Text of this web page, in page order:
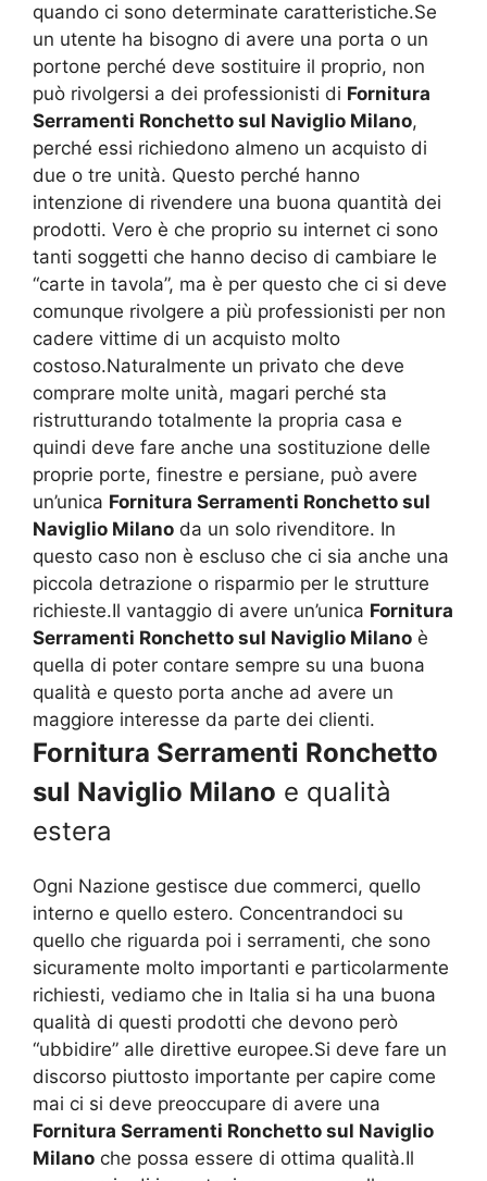
quando ci sono determinate caratteristiche.Se
un utente ha bisogno di avere una porta o un
portone perché deve sostituire il proprio, non
può rivolgersi a dei professionisti di Fornitura
Serramenti Ronchetto sul Naviglio Milano,
perché essi richiedono almeno un acquisto di
due o tre unità. Questo perché hanno
intenzione di rivendere una buona quantità dei
prodotti. Vero è che proprio su internet ci sono
tanti soggetti che hanno deciso di cambiare le
“carte in tavola”, ma è per questo che ci si deve
comunque rivolgere a più professionisti per non
cadere vittime di un acquisto molto
costoso.Naturalmente un privato che deve
comprare molte unità, magari perché sta
ristrutturando totalmente la propria casa e
quindi deve fare anche una sostituzione delle
proprie porte, finestre e persiane, può avere
un’unica Fornitura Serramenti Ronchetto sul
Naviglio Milano da un solo rivenditore. In
questo caso non è escluso che ci sia anche una
piccola detrazione o risparmio per le strutture
richieste.Il vantaggio di avere un’unica Fornitura
Serramenti Ronchetto sul Naviglio Milano è
quella di poter contare sempre su una buona
qualità e questo porta anche ad avere un
maggiore interesse da parte dei clienti.
Fornitura Serramenti Ronchetto
sul Naviglio Milano e qualità
estera
Ogni Nazione gestisce due commerci, quello
interno e quello estero. Concentrandoci su
quello che riguarda poi i serramenti, che sono
sicuramente molto importanti e particolarmente
richiesti, vediamo che in Italia si ha una buona
qualità di questi prodotti che devono però
“ubbidire” alle direttive europee.Si deve fare un
discorso piuttosto importante per capire come
mai ci si deve preoccupare di avere una
Fornitura Serramenti Ronchetto sul Naviglio
Milano che possa essere di ottima qualità.Il